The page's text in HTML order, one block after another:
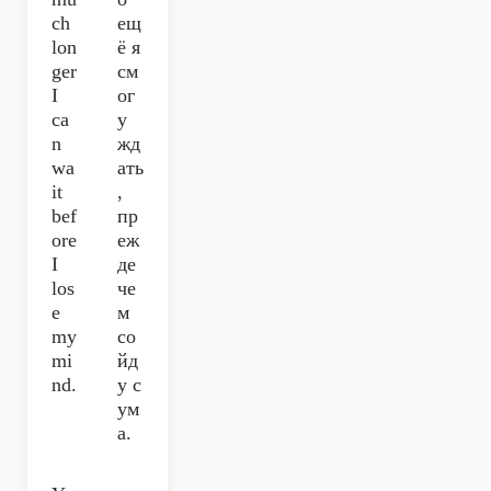
ch
lon
ger
I
ca
n
wa
it
bef
ore
I
los
e
my
mi
nd.
ещ
ё я
см
ог
у
жд
ать
,
пр
еж
де
че
м
со
йд
у с
ум
а.